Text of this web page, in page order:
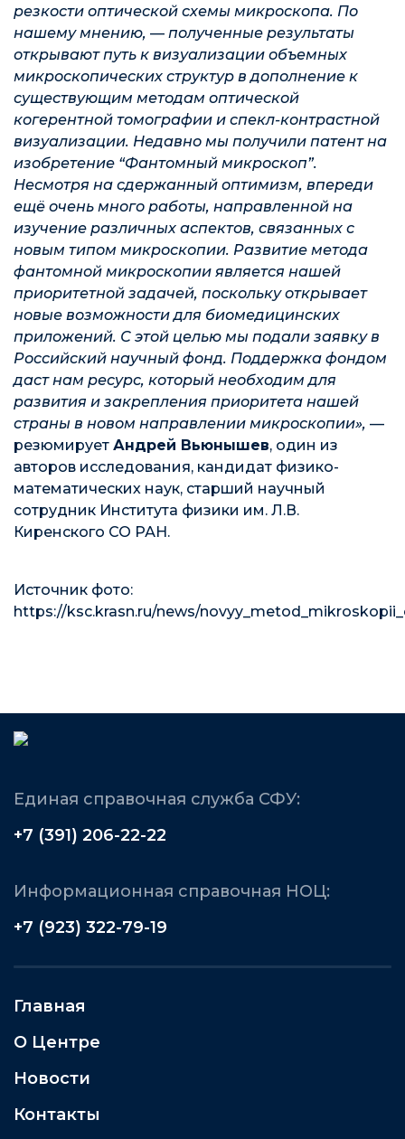
резкости оптической схемы микроскопа. По
нашему мнению, — полученные результаты
открывают путь к визуализации объемных
микроскопических структур в дополнение к
существующим методам оптической
когерентной томографии и спекл-контрастной
визуализации. Недавно мы получили патент на
изобретение “Фантомный микроскоп”.
Несмотря на сдержанный оптимизм, впереди
ещё очень много работы, направленной на
изучение различных аспектов, связанных с
новым типом микроскопии. Развитие метода
фантомной микроскопии является нашей
приоритетной задачей, поскольку открывает
новые возможности для биомедицинских
приложений. С этой целью мы подали заявку в
Российский научный фонд. Поддержка фондом
даст нам ресурс, который необходим для
развития и закрепления приоритета нашей
страны в новом направлении микроскопии», —
резюмирует Андрей Вьюнышев, один из
авторов исследования, кандидат физико-
математических наук, старший научный
сотрудник Института физики им. Л.В.
Киренского СО РАН.
Источник фото:
https://ksc.krasn.ru/news/
Единая справочная служба СФУ:
+7 (391) 206-22-22
Информационная справочная НОЦ:
+7 (923) 322-79-19
Главная
О Центре
Новости
Контакты